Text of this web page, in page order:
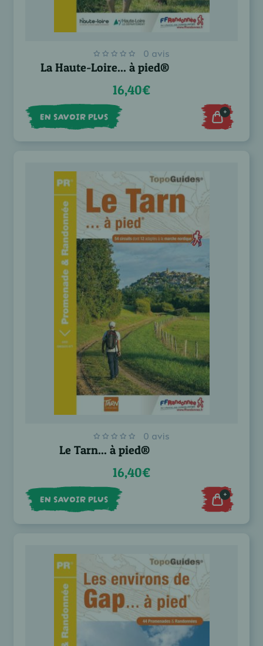
0 avis
La Haute-Loire... à pied®
16,40€
EN SAVOIR PLUS +
0 avis
Le Tarn... à pied®
16,40€
EN SAVOIR PLUS +